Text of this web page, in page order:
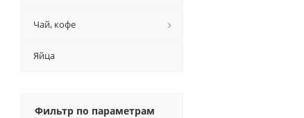
Чай, кофе
Яйца
Фильтр по параметрам